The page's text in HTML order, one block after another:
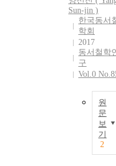
activities of
human body.
Thus, the
functional
system could
classified as
active, similar
to yang. In
interpreting
doctrine from
the point of
Sun-jin )
한국동서
학회
2017
동서철학
구
Vol.0
원
문
보
기
2